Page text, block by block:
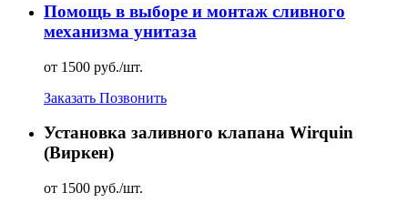
Помощь в выборе и монтаж сливного
механизма унитаза
от 1500 руб./шт.
Заказать Позвонить
Установка заливного клапана Wirquin
(Виркен)
от 1500 руб./шт.